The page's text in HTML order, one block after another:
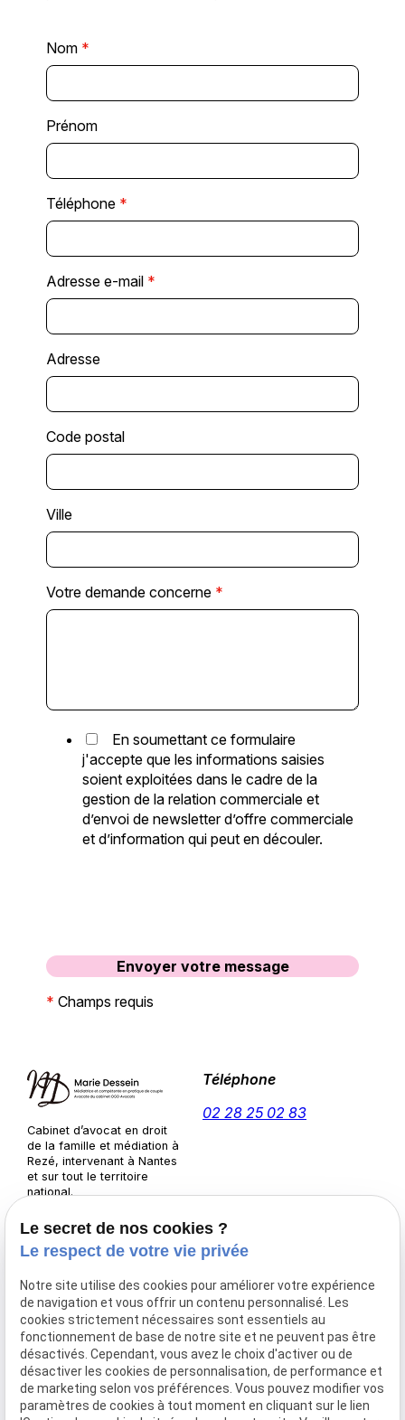
Nom *
Prénom
Téléphone *
Adresse e-mail *
Adresse
Code postal
Ville
Votre demande concerne *
En soumettant ce formulaire
j'accepte que les informations saisies
soient exploitées dans le cadre de la
gestion de la relation commerciale et
d’envoi de newsletter d’offre commerciale
et d’information qui peut en découler.
* Champs requis
Cabinet d’avocat en droit
de la famille et médiation à
Rezé, intervenant à Nantes
et sur tout le territoire
national.
Téléphone
02 28 25 02 83
3 Pl. de l'Europe
44400 Rezé
7 Rue d'Anjou,
44390 Nort-sur-Erdre
Jeudi
14:00-
17:00
Vendredi
Sur
rendez-
vous
Samedi-
Le secret de nos cookies ?
Le respect de votre vie privée
Notre site utilise des cookies pour améliorer votre expérience
de navigation et vous offrir un contenu personnalisé. Les
cookies strictement nécessaires sont essentiels au
fonctionnement de base de notre site et ne peuvent pas être
désactivés. Cependant, vous avez le choix d'activer ou de
désactiver les cookies de personnalisation, de performance et
de marketing selon vos préférences. Vous pouvez modifier vos
paramètres de cookies à tout moment en cliquant sur le lien